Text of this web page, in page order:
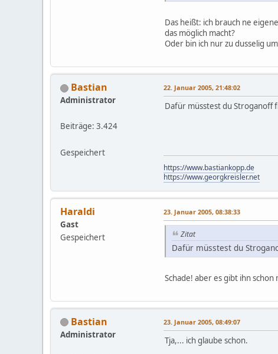
Das heißt: ich brauch ne
das möglich macht?
Oder bin ich nur zu dusselig
Bastian
Administrator
Beiträge: 3.424
Gespeichert
22. Januar 2005, 21:48:02
Dafür müsstest du Stroganoff
https://www.bastiankopp.de
https://www.georgkreisler.net
Haraldi
Gast
Gespeichert
23. Januar 2005, 08:38:33
Zitat
Dafür müsstest du
Schade! aber es gibt ihn schon
Bastian
Administrator
23. Januar 2005, 08:49:07
Tja,... ich glaube schon.